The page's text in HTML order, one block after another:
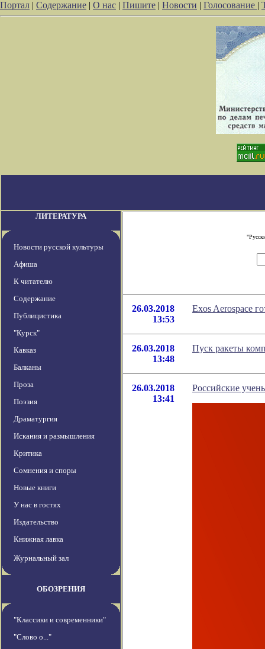
Портал | Содержание | О нас | Пишите | Новости | Голосование |
ЛИТЕРАТУРА
Новости русской культуры
Афиша
К читателю
Содержание
Публицистика
"Курск"
Кавказ
Балканы
Проза
Поэзия
Драматургия
Искания и размышления
Критика
Сомнения и споры
Новые книги
У нас в гостях
Издательство
Книжная лавка
Журнальный зал
ОБОЗРЕНИЯ
"Классики и современники"
"Слово о..."
26.03.2018
13:53
Exos Aerospace
26.03.2018
13:48
Пуск ракеты
26.03.2018
13:41
Российские